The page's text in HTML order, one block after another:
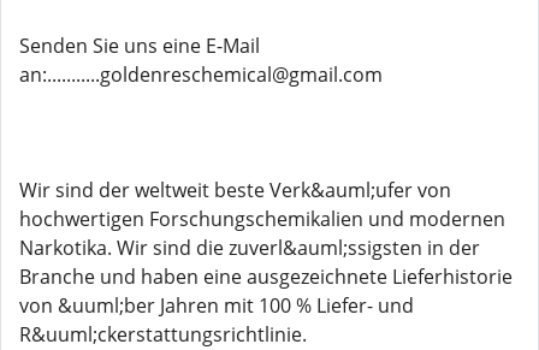
Senden Sie uns eine E-Mail
an:...........goldenreschemical@gmail.com
Wir sind der weltweit beste Verk&auml;ufer von
hochwertigen Forschungschemikalien und modernen
Narkotika. Wir sind die zuverl&auml;ssigsten in der
Branche und haben eine ausgezeichnete Lieferhistorie
von &uuml;ber Jahren mit 100 % Liefer- und
R&uuml;ckerstattungsrichtlinie.